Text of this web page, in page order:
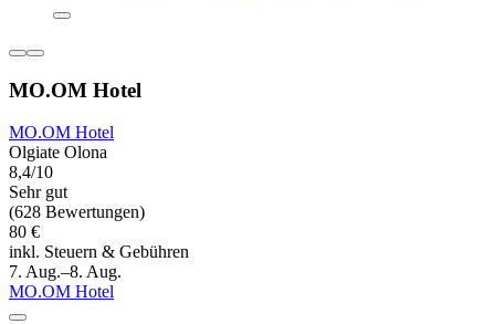
MO.OM Hotel
MO.OM Hotel
Olgiate Olona
8,4/10
Sehr gut
(628 Bewertungen)
80 €
inkl. Steuern & Gebühren
7. Aug.–8. Aug.
MO.OM Hotel